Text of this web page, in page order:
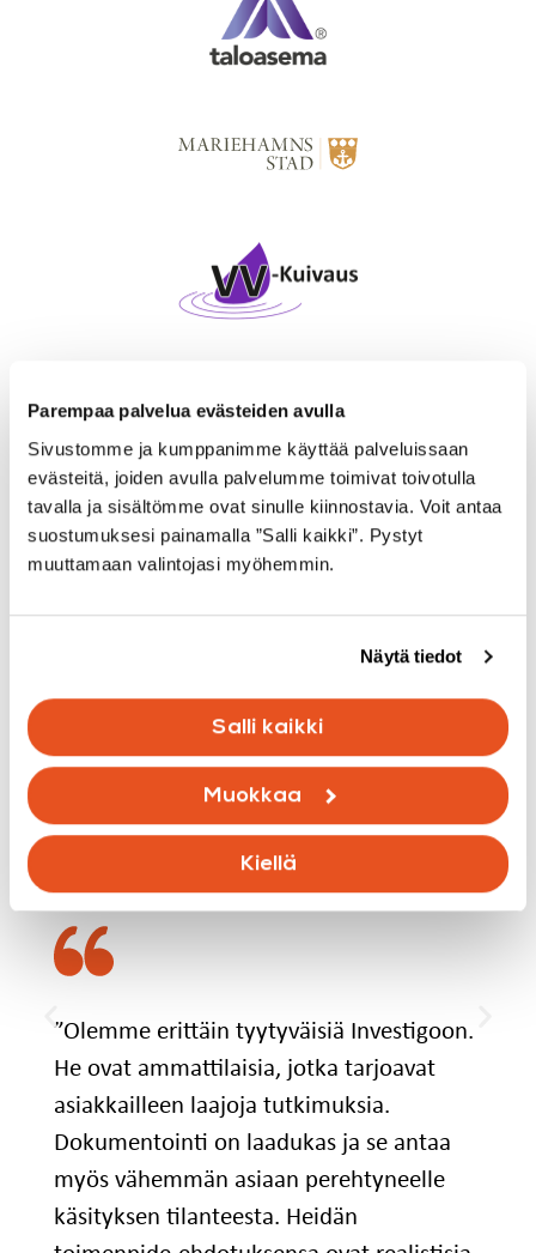
Parempaa palvelua evästeiden avulla
Sivustomme ja kumppanimme käyttää palveluissaan
evästeitä, joiden avulla palvelumme toimivat toivotulla
tavalla ja sisältömme ovat sinulle kiinnostavia. Voit antaa
suostumuksesi painamalla ”Salli kaikki”. Pystyt
muuttamaan valintojasi myöhemmin.
Näytä tiedot
Salli kaikki
Muokkaa
Kiellä
”Olemme erittäin tyytyväisiä Investigoon.
He ovat ammattilaisia, jotka tarjoavat
asiakkailleen laajoja tutkimuksia.
Dokumentointi on laadukas ja se antaa
myös vähemmän asiaan perehtyneelle
käsityksen tilanteesta. Heidän